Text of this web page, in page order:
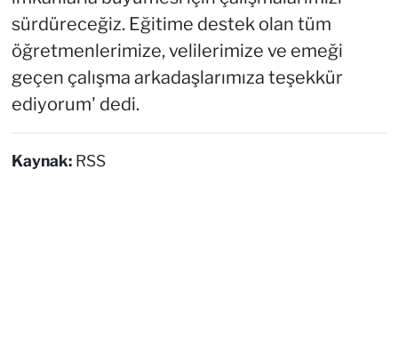
sürdüreceğiz. Eğitime destek olan tüm
öğretmenlerimize, velilerimize ve emeği
geçen çalışma arkadaşlarımıza teşekkür
ediyorum' dedi.
Kaynak: RSS